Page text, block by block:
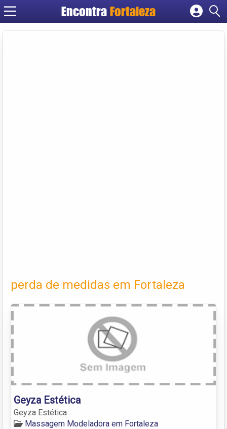
EncontraFortaleza
Cadastrar empresa
perda de medidas em Fortaleza
Geyza Estética
Geyza Estética
Massagem Modeladora em Fortaleza